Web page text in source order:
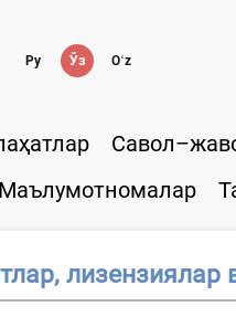
Ру Ўз Oʻz
Маълумотномалар
лизензиялар